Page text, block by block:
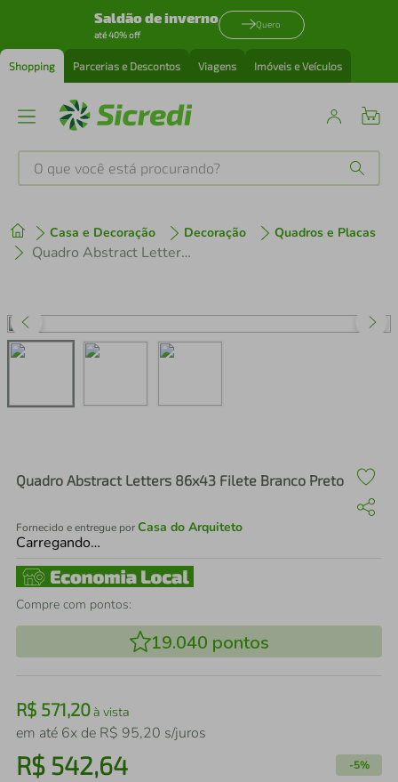
Saldão de inverno
até 40% off
Quero
Shopping Parcerias e Descontos Viagens Imóveis e Veículos
O que você está procurando?
Casa e Decoração Decoração Quadros e Placas
Quadro Abstract Letters 86x43 Filete Branco Preto
Quadro Abstract Letters 86x43 Filete Branco Preto
Fornecido e entregue porCasa do Arquiteto
Carregando…
Compre com pontos:
19.040 pontos
R$ 571,20à vista
em até 6x de R$ 95,20 s/juros
R$ 542,64 -5%
1º tenis
perfume